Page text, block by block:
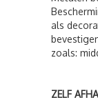
als
zoals:
ZELF